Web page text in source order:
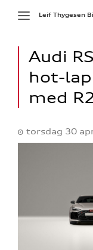
Toggle
Leif Thygesen
Audi
hot-
med
torsdag 30